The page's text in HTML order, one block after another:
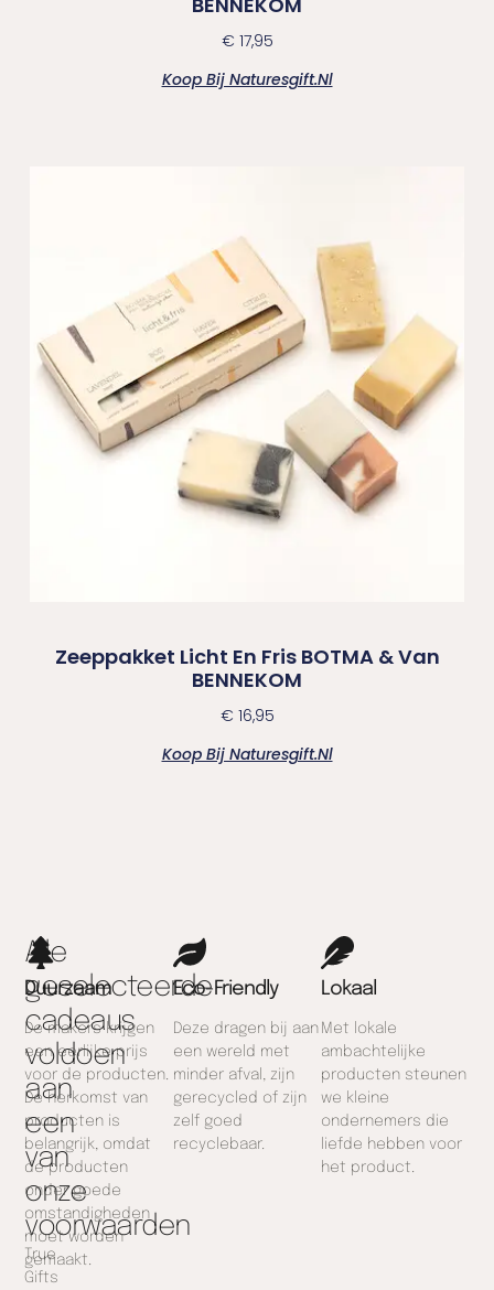
€ 17,95
Koop Bij Naturesgift.nl
Zeeppakket Licht En Fris BOTMA & Van
BENNEKOM
€ 16,95
Koop Bij Naturesgift.nl
Alle
geselecteerde
cadeaus
voldoen
aan
een
van
onze
voorwaarden
True
Gifts
Duurzaam
De makers krijgen
een eerlijke prijs
voor de producten.
De herkomst van
producten is
belangrijk, omdat
de producten
onder goede
omstandigheden
moet worden
gemaakt.
Eco-Friendly
Deze dragen bij aan
een wereld met
minder afval, zijn
gerecycled of zijn
zelf goed
recyclebaar.
Lokaal
Met lokale
ambachtelijke
producten steunen
we kleine
ondernemers die
liefde hebben voor
het product.